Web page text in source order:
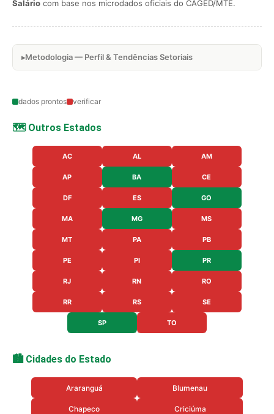
Salário com base nos microdados oficiais do CAGED/MTE.
Metodologia — Perfil & Tendências Setoriais
dados prontos verificar
🗺️ Outros Estados
AC AL AM
AP BA CE
DF ES GO
MA MG MS
MT PA PB
PE PI PR
RJ RN RO
RR RS SE
SP TO
🏙️ Cidades do Estado
Araranguá Blumenau
Chapeco Criciúma